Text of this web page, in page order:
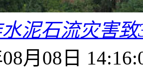
泥石流灾害
月08日